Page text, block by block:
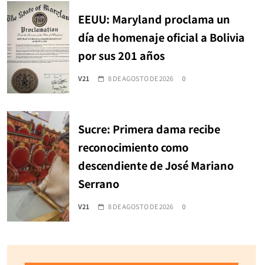
EEUU: Maryland proclama un
día de homenaje oficial a Bolivia
por sus 201 años
V21 8 DE AGOSTO DE 2026 0
Sucre: Primera dama recibe
reconocimiento como
descendiente de José Mariano
Serrano
V21 8 DE AGOSTO DE 2026 0